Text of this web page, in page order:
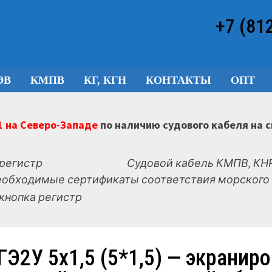
+7
КМПВ КГ, КГН КОНТАКТЫ ОПТ
Северо-Западепо наличию судового кабеля на
Судовой кабель КМПВ,
сертификаты соответствия морского
5х1,5 (5*1,5) —